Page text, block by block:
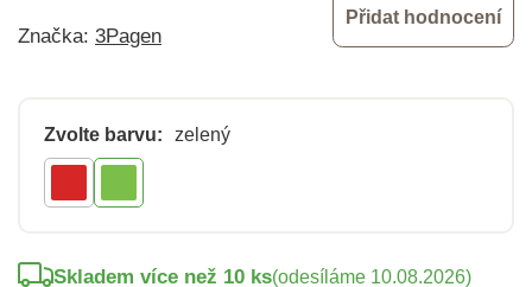
Značka: 3Pagen
Přidat hodnocení
Zvolte barvu: zelený
Skladem více než 10 ks(odesíláme 10.08.2026)